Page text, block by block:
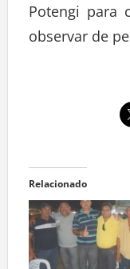
Potengi para
observar de
Relacionado